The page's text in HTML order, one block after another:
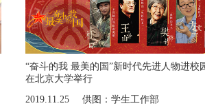
“奋斗的我 最美的国”新时代先进人物进校
在北京大学举行
2019.11.25
供图：学生工作部